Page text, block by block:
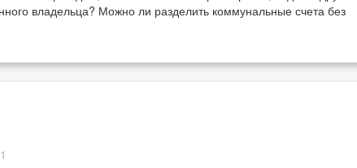
владельца? Можно ли разделить коммунальные счета без